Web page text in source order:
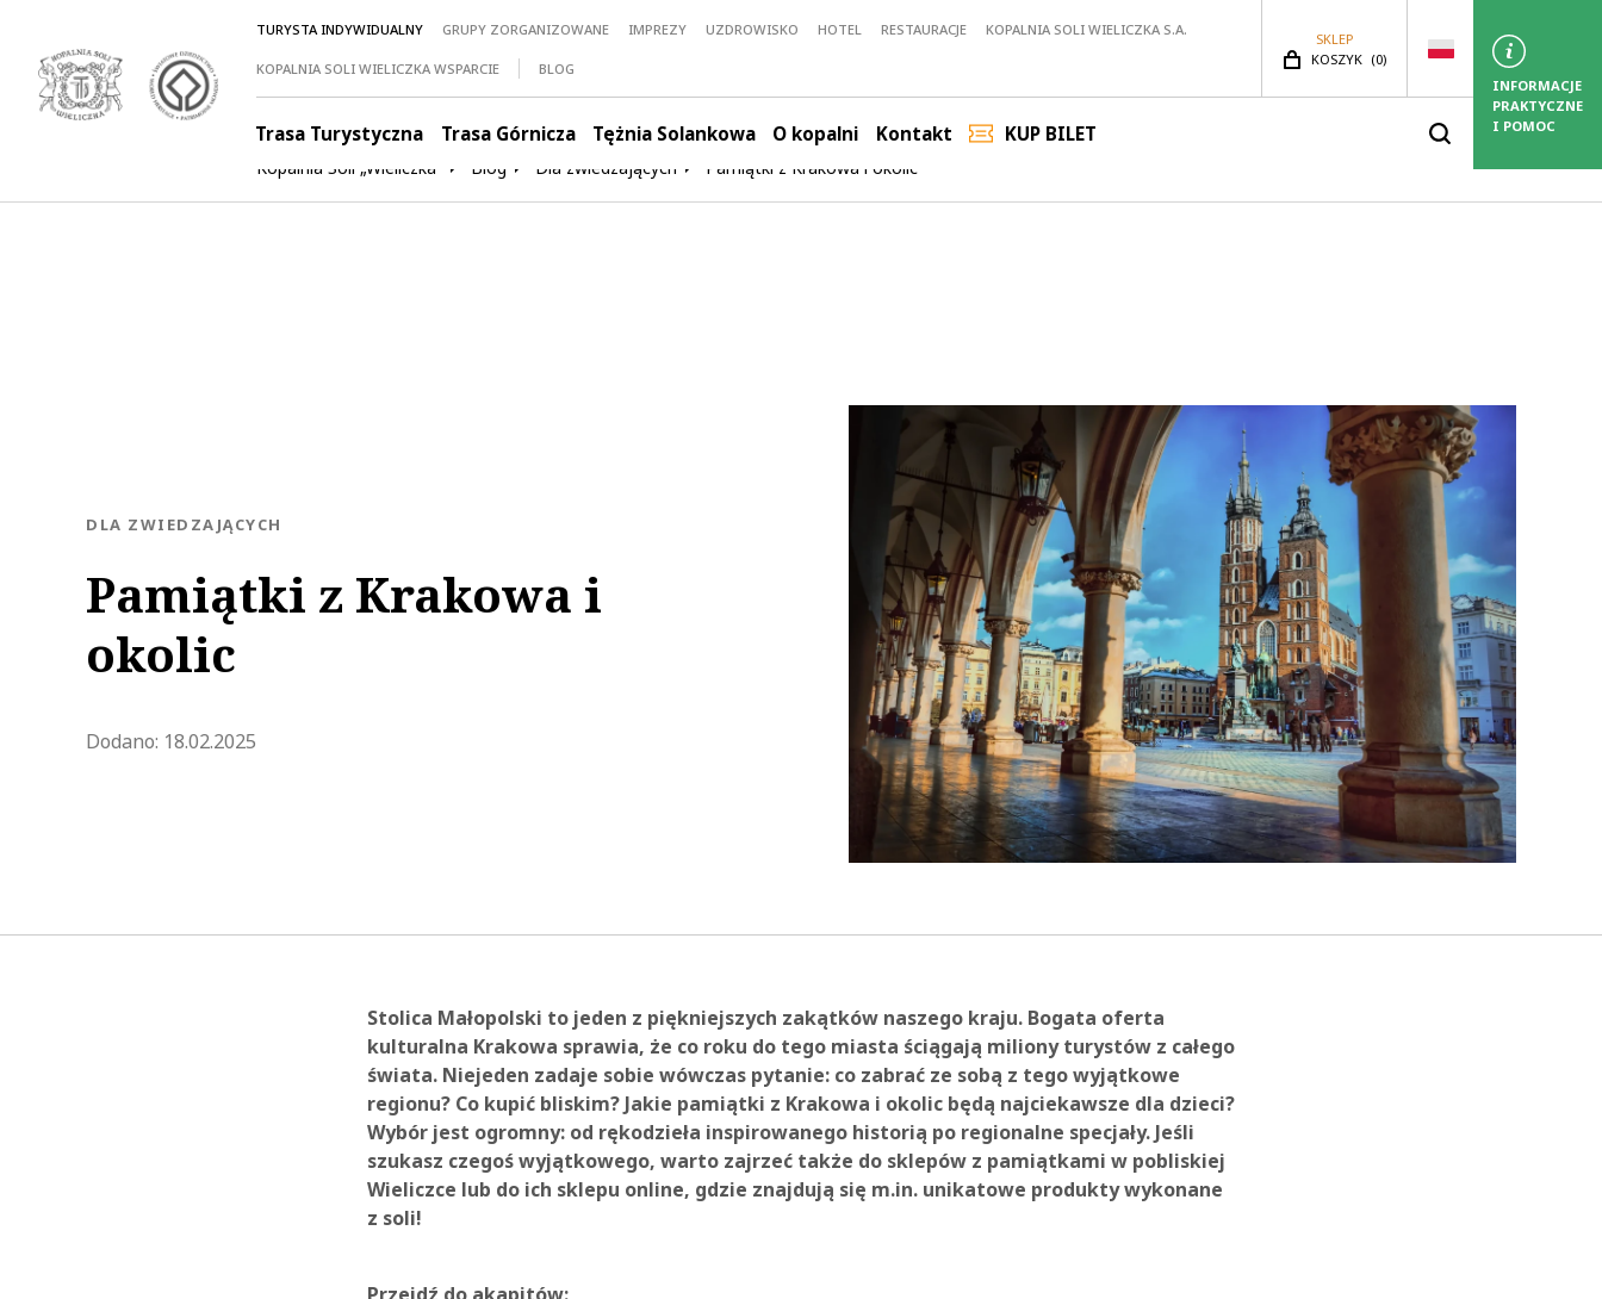
TURYSTA INDYWIDUALNY GRUPY ZORGANIZOWANE IMPREZY UZDROWISKO HOTEL RESTAURACJE
KOPALNIA SOLI WIELICZKA S.A.
KOPALNIA SOLI WIELICZKA WSPARCIE
BLOG
SKLEP
KOSZYK (LICZBA PRODUKTÓW:
0)
Trasa Turystyczna Trasa Górnicza Tężnia Solankowa O kopalni Kontakt KUP BILET
INFORMACJE
PRAKTYCZNE
I POMOC
Kopalnia Soli „Wieliczka” Blog Dla zwiedzających Pamiątki z Krakowa i okolic
Pamiątki z Krakowa i
okolic
KATEGORIA:
DLA ZWIEDZAJĄCYCH
Dodano: 18.02.2025
Stolica Małopolski to jeden z piękniejszych zakątków naszego kraju. Bogata oferta
kulturalna Krakowa sprawia, że co roku do tego miasta ściągają miliony turystów z całego
świata. Niejeden zadaje sobie wówczas pytanie: co zabrać ze sobą z tego wyjątkowe
regionu? Co kupić bliskim? Jakie pamiątki z Krakowa i okolic będą najciekawsze dla dzieci?
Wybór jest ogromny: od rękodzieła inspirowanego historią po regionalne specjały. Jeśli
szukasz czegoś wyjątkowego, warto zajrzeć także do sklepów z pamiątkami w pobliskiej
Wieliczce lub do ich sklepu online, gdzie znajdują się m.in. unikatowe produkty wykonane
z soli!